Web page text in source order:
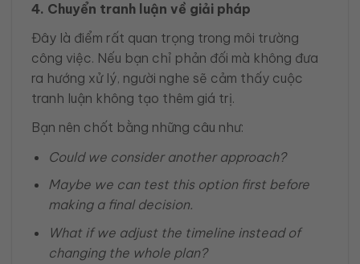
4. Chuyển tranh luận về giải pháp
Đây là điểm rất quan trọng trong môi trường
công việc. Nếu bạn chỉ phản đối mà không đưa
ra hướng xử lý, người nghe sẽ cảm thấy cuộc
tranh luận không tạo thêm giá trị.
Bạn nên chốt bằng những câu như:
Could we consider another approach?
Maybe we can test this option first before
making a final decision.
What if we adjust the timeline instead of
changing the whole plan?